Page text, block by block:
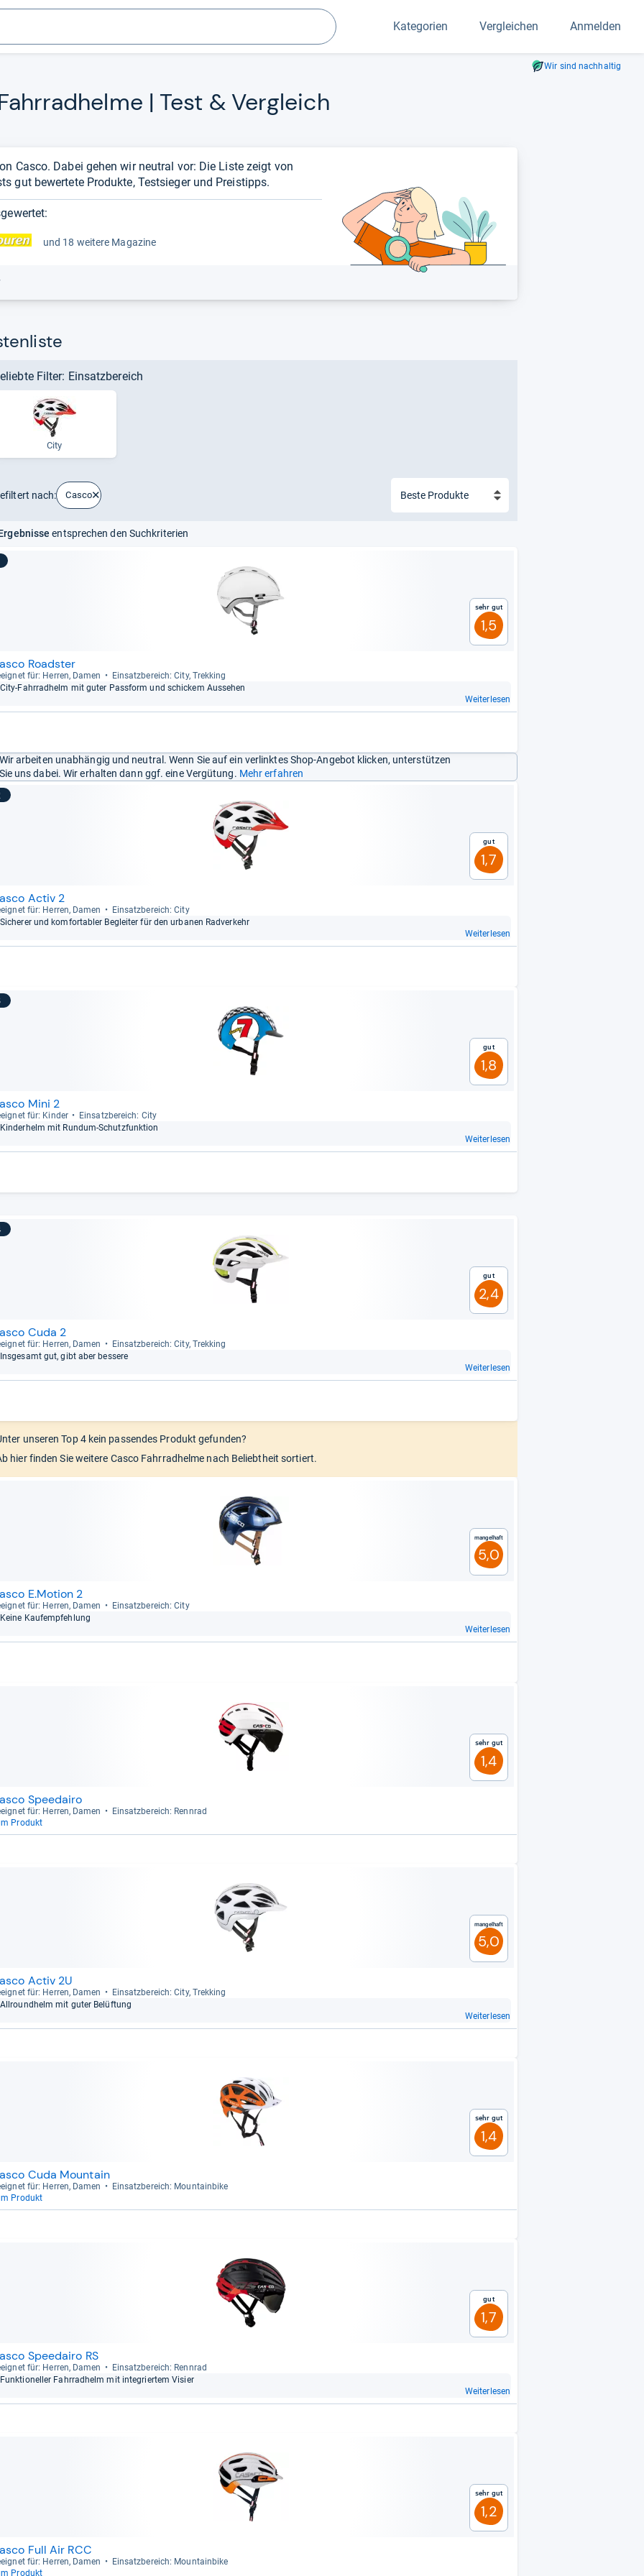
Suchen
Kategorien Vergleichen Anmelden
Wir sind nachhaltig
| Test & Ver­gleich
Casco. Dabei gehen wir neutral vor: Die Liste zeigt von
gut bewertete Produkte, Testsieger und Preistipps.
und 18 weitere Magazine
Filter: Einsatzbereich
City
nach: Casco
entsprechen den Suchkriterien
Sehr gut
1,5
Roadster
für: Her­ren, Damen
Ein­satz­be­reich: City, Trek­king
City-​Fahr­rad­helm mit guter Pass­form und schickem Aus­se­hen
Weiterlesen
Wir arbeiten unabhängig und neutral. Wenn Sie auf ein verlinktes Shop-Angebot klicken, unterstützen
Sie uns dabei. Wir erhalten dann ggf. eine Vergütung. Mehr erfahren
Gut
1,7
Activ 2
für: Her­ren, Damen
Ein­satz­be­reich: City
Siche­rer und kom­for­ta­bler Beglei­ter für den urba­nen Rad­ver­kehr
Weiterlesen
Gut
1,8
Mini 2
für: Kin­der
Ein­satz­be­reich: City
Kin­der­helm mit Rundum-​Schutz­funk­tion
Weiterlesen
Gut
2,4
Cuda 2
für: Her­ren, Damen
Ein­satz­be­reich: City, Trek­king
Ins­ge­samt gut, gibt aber bes­sere
Weiterlesen
unseren Top 4 kein passendes Produkt gefunden?
hier finden Sie weitere Casco Fahrradhelme nach Beliebtheit sortiert.
Mangelhaft
5,0
E.Motion 2
für: Her­ren, Damen
Ein­satz­be­reich: City
Keine Kauf­emp­feh­lung
Weiterlesen
Sehr gut
1,4
Speedairo
für: Her­ren, Damen
Ein­satz­be­reich: Renn­rad
Produkt
Mangelhaft
5,0
Activ 2U
für: Her­ren, Damen
Ein­satz­be­reich: City, Trek­king
All­round­helm mit guter Belüf­tung
Weiterlesen
Sehr gut
1,4
Cuda Mountain
für: Her­ren, Damen
Ein­satz­be­reich: Moun­tain­bike
Produkt
Gut
1,7
Speedairo RS
für: Her­ren, Damen
Ein­satz­be­reich: Renn­rad
Funk­tio­nel­ler Fahr­rad­helm mit inte­grier­tem Visier
Weiterlesen
Sehr gut
1,2
Full Air RCC
für: Her­ren, Damen
Ein­satz­be­reich: Moun­tain­bike
Produkt